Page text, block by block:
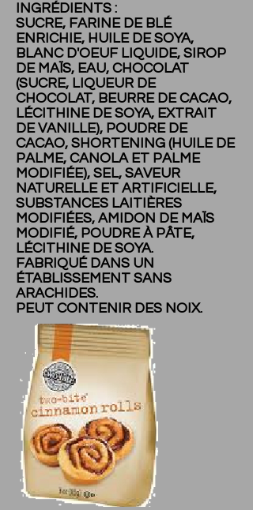
INGRÉDIENTS :
SUCRE, FARINE DE BLÉ
ENRICHIE, HUILE DE SOYA,
BLANC D'OEUF LIQUIDE, SIROP
DE MAÏS, EAU, CHOCOLAT
(SUCRE, LIQUEUR DE
CHOCOLAT, BEURRE DE CACAO,
LÉCITHINE DE SOYA, EXTRAIT
DE VANILLE), POUDRE DE
CACAO, SHORTENING (HUILE DE
PALME, CANOLA ET PALME
MODIFIÉE), SEL, SAVEUR
NATURELLE ET ARTIFICIELLE,
SUBSTANCES LAITIÈRES
MODIFIÉES, AMIDON DE MAÏS
MODIFIÉ, POUDRE À PÂTE,
LÉCITHINE DE SOYA.
FABRIQUÉ DANS UN
ÉTABLISSEMENT SANS
ARACHIDES.
PEUT CONTENIR DES NOIX.